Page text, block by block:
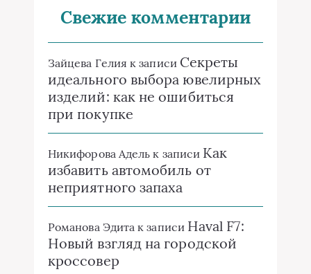
Свежие комментарии
Зайцева Гелия к записи Секреты
идеального выбора ювелирных
изделий: как не ошибиться
при покупке
Никифорова Адель к записи Как
избавить автомобиль от
неприятного запаха
Романова Эдита к записи Haval F7:
Новый взгляд на городской
кроссовер